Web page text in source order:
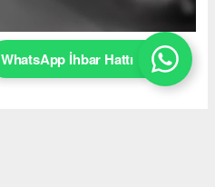
WhatsApp İhbar Hattı